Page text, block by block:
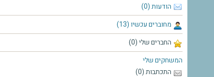
הודעות (0)
מחוברים עכשיו (13)
החברים שלי (0)
המשחקים שלי
התכתבות (0)